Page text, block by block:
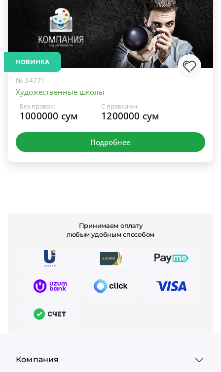
НОВИНКА
№ 34771
Художественные школы
Без правок:
1000000 сум
С правками:
1200000 сум
Подробнее
Принимаем оплату
любым удобным способом
Компания